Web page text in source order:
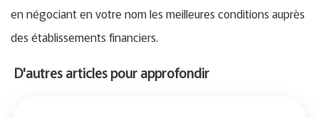
en négociant en votre nom les meilleures conditions auprès
des établissements financiers.
D'autres articles pour approfondir